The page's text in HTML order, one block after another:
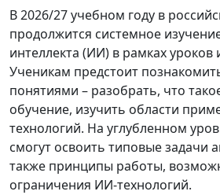
В 2026/27 учебном году в
продолжится системное
интеллекта (ИИ) в рамках
Ученикам предстоит
понятиями – разобрать, что
обучение, изучить области
технологий. На углубленном
смогут освоить типовые задачи
также принципы работы,
ограничения ИИ-технологий.